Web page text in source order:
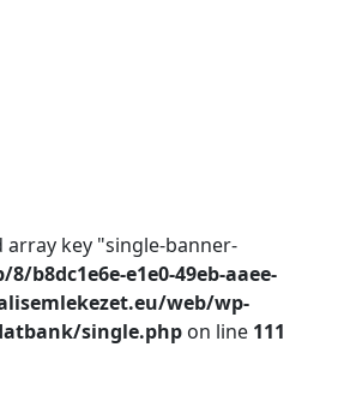
array key "single-banner-
b8dc1e6e-e1e0-49eb-aaee-
web/wp-
single.php on line 111